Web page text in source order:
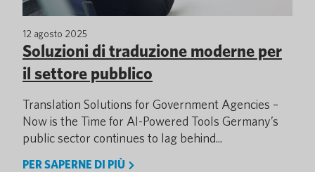
12 agosto 2025
Soluzioni di traduzione moderne per
il settore pubblico
Translation Solutions for Government Agencies –
Now is the Time for AI-Powered Tools Germany’s
public sector continues to lag behind...
PER SAPERNE DI PIÙ